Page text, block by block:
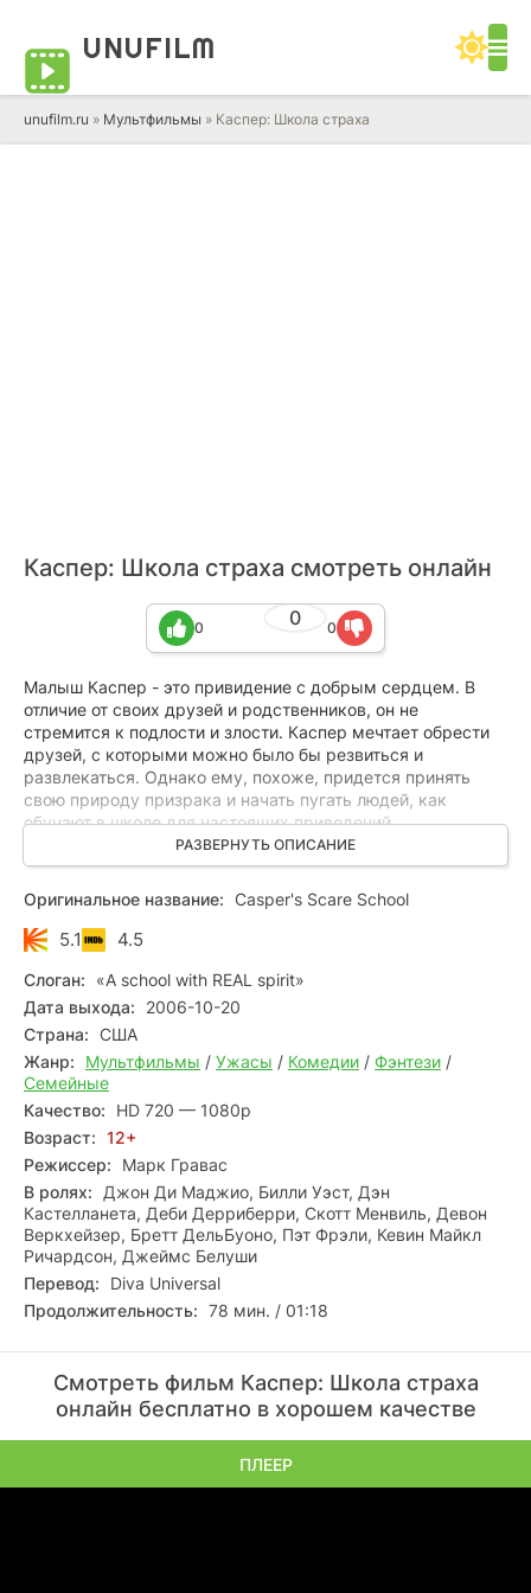
UNUFILM
unufilm.ru » Мультфильмы » Каспер: Школа страха
Каспер: Школа страха смотреть онлайн
0
0 0
Малыш Каспер - это привидение с добрым сердцем. В
отличие от своих друзей и родственников, он не
стремится к подлости и злости. Каспер мечтает обрести
друзей, с которыми можно было бы резвиться и
развлекаться. Однако ему, похоже, придется принять
свою природу призрака и начать пугать людей, как
обучают в школе для настоящих приведений.
Затем Каспер поступает в Школу Страха, где распознает
зловещие планы двухголового монстра, желающего
захватить мир. Монстр сразу невзлюбил Каспера и его
новых товарищей — мумию Ра, у которой бинты
постоянно сползают, и зомби Манта, всё время теряющего
части тела. Но чудовище не учло, что ничто не сравнится с
силой дружбы, и никаких монстров ей не одолеть.
РАЗВЕРНУТЬ ОПИСАНИЕ
Оригинальное название: Casper's Scare School
5.1 4.5
Слоган:
«A school with REAL spirit»
Дата выхода:
2006-10-20
Страна: США
Жанр:
Мультфильмы / Ужасы / Комедии / Фэнтези /
Семейные
Качество:
HD 720 — 1080p
Возраст: 12+
Режиссер:
Марк Гравас
В ролях:
Джон Ди Маджио, Билли Уэст, Дэн
Кастелланета, Деби Дерриберри, Скотт Менвиль, Девон
Веркхейзер, Бретт ДельБуоно, Пэт Фрэли, Кевин Майкл
Ричардсон, Джеймс Белуши
Перевод:
Diva Universal
Продолжительность: 78 мин. / 01:18
Смотреть фильм Каспер: Школа страха
онлайн бесплатно в хорошем качестве
ПЛЕЕР